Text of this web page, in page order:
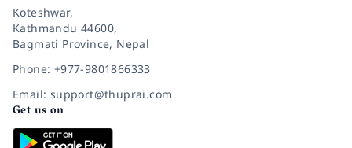
Koteshwar,
Kathmandu 44600,
Bagmati Province, Nepal
Phone: +977-9801866333
Email: support@thuprai.com
Get us on